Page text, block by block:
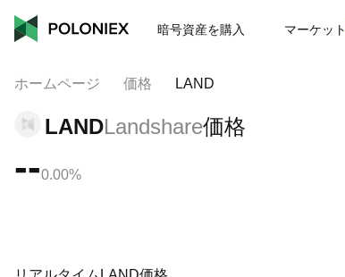
暗号資産を購入 マーケット
ホームページ 価格 LAND
LANDLandshare価格
--0.00%